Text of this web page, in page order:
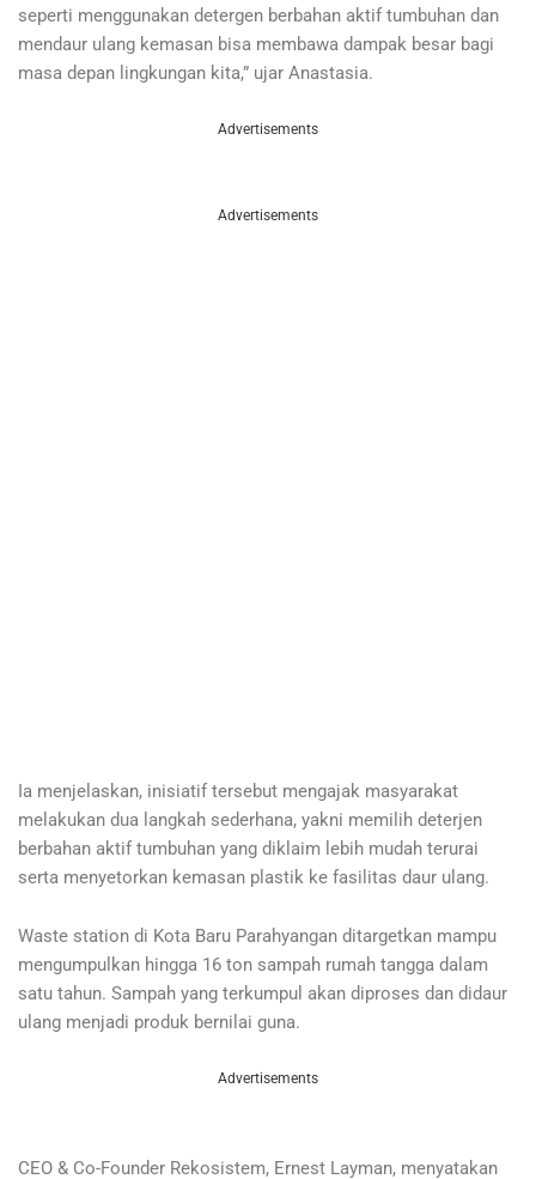
seperti menggunakan detergen berbahan aktif tumbuhan dan
mendaur ulang kemasan bisa membawa dampak besar bagi
masa depan lingkungan kita,” ujar Anastasia.
Advertisements
Advertisements
Ia menjelaskan, inisiatif tersebut mengajak masyarakat
melakukan dua langkah sederhana, yakni memilih deterjen
berbahan aktif tumbuhan yang diklaim lebih mudah terurai
serta menyetorkan kemasan plastik ke fasilitas daur ulang.
Waste station di Kota Baru Parahyangan ditargetkan mampu
mengumpulkan hingga 16 ton sampah rumah tangga dalam
satu tahun. Sampah yang terkumpul akan diproses dan didaur
ulang menjadi produk bernilai guna.
Advertisements
CEO & Co-Founder Rekosistem, Ernest Layman, menyatakan